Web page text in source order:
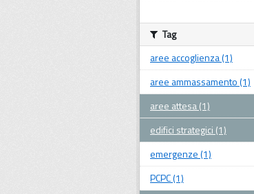
Tag
aree accoglienza (1)
aree ammassamento (1)
aree attesa (1)
edifici strategici (1)
emergenze (1)
PCPC (1)